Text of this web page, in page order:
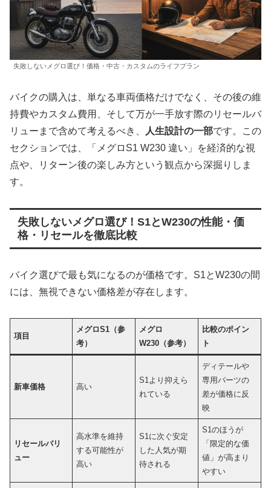
失敗しないメグロ選び！価格・中古・カスタムのライフプラン
バイクの購入は、単なる車両価格だけでなく、その後の維
持費やカスタム費用、そして万が一手放す際のリセールバ
リューまで含めて考えるべき、
人生設計の一部です。この
セクションでは、「メグロS1 W230 違い」を経済的な視
点や、リターン後の楽しみ方という観点から深掘りしま
す。
失敗しないメグロ選び！S1とW230の性能・価
格・リセールを徹底比較
バイク選びで最も気になるのが価格です。S1とW230の間
には、無視できない価格差が存在します。
項目
メグロS1（参
考）
メグロ
W230（参考）
比較のポイン
ト
新車価格 高い
S1より抑えら
れている
ディテールや
専用パーツの
差が価格に反
映
リセールバリ
ュー
高水準を維持
する可能性が
高い
S1に次ぐ安定
した人気が期
待される
S1のほうが
「限定的な価
値」が高まり
やすい